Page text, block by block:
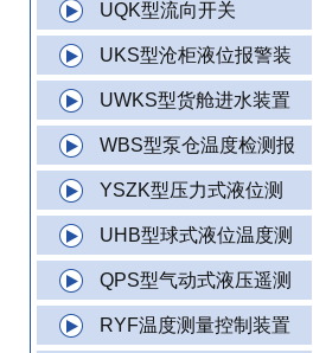
UQK型流向开关
UKS型沧柜液位报警装
UWKS型货舱进水装置
WBS型泵仓温度检测报
YSZK型压力式液位测
UHB型球式液位温度测
QPS型气动式液压遥测
RYF温度测量控制装置